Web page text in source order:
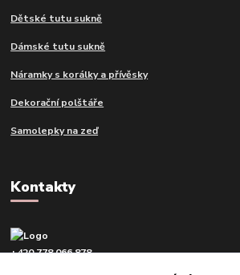
Dětské tutu sukně
Dámské tutu sukně
Náramky s korálky a přívěsky
Dekorační polštáře
Samolepky na zeď
Kontakty
+420 778 066 878